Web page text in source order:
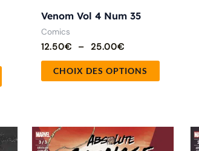
Venom Vol 4 Num 35
Comics
12.50€ – 25.00€
CHOIX DES OPTIONS